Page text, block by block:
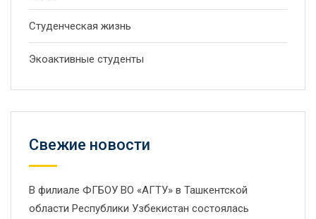
Студенческая жизнь
Экоактивные студенты
Свежие новости
В филиале ФГБОУ ВО «АГТУ» в Ташкентской
области Республики Узбекистан состоялась